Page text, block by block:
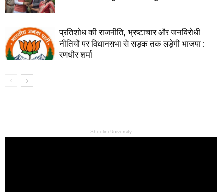
प्रतिशोध की राजनीति, भ्रष्टाचार और जनविरोधी
नीतियों पर विधानसभा से सड़क तक लड़ेगी भाजपा :
रणधीर शर्मा
Shoolini University